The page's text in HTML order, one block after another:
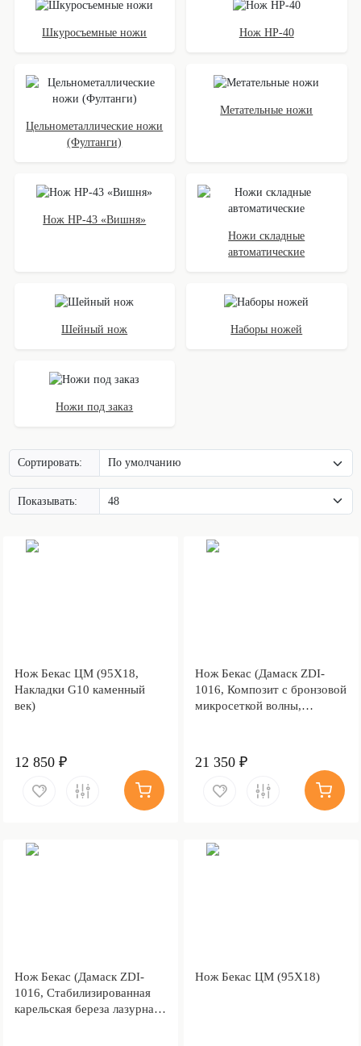
Шкуросъемные ножи Нож НР-40
Цельнометаллические ножи
(Фултанги)
Метательные ножи
Нож НР-43 «Вишня»
Ножи складные
автоматические
Шейный нож Наборы ножей
Ножи под заказ
Сортировать:
Показывать:
Нож Бекас ЦМ (95Х18,
Накладки G10 каменный
век)
12 850 ₽
Нож Бекас (Дамаск ZDI-
1016, Композит с бронзовой
микросеткой волны,
21 350 ₽
Нож Бекас (Дамаск ZDI-
1016, Стабилизированная
карельская береза лазурная,
Нож Бекас ЦМ (95Х18)